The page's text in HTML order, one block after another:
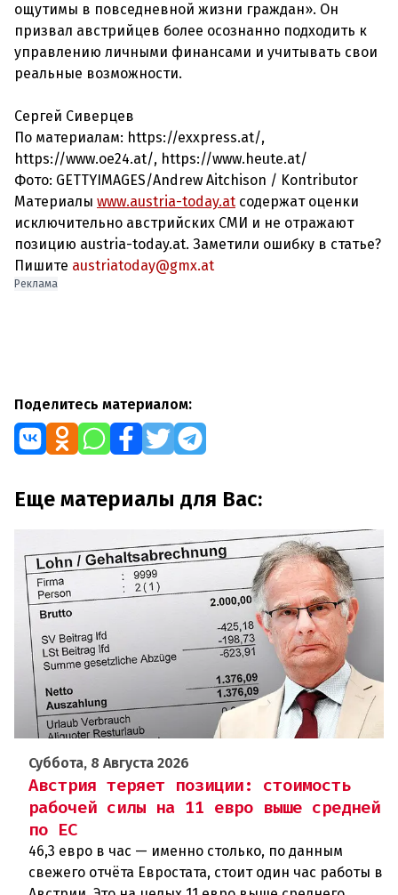
ощутимы в повседневной жизни граждан». Он
призвал австрийцев более осознанно подходить к
управлению личными финансами и учитывать свои
реальные возможности.
Сергей Сиверцев
По материалам: https://exxpress.at/,
https://www.oe24.at/, https://www.heute.at/
Фото: GETTYIMAGES/Andrew Aitchison / Kontributor
Материалы www.austria-today.at содержат оценки
исключительно австрийских СМИ и не отражают
позицию austria-today.at. Заметили ошибку в статье?
Пишите austriatoday@gmx.at
Реклама
Поделитесь материалом:
Еще материалы для Вас:
Суббота, 8 Августа 2026
Австрия теряет позиции: стоимость
рабочей силы на 11 евро выше средней
по ЕС
46,3 евро в час — именно столько, по данным
свежего отчёта Евростата, стоит один час работы в